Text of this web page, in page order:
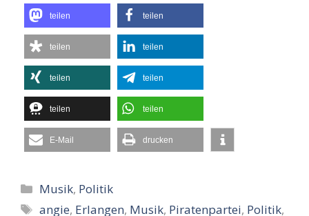
teilen teilen
teilen teilen
teilen teilen
teilen teilen
E-Mail drucken
Kategorien
Musik, Politik
Schlagwörter
angie, Erlangen, Musik, Piratenpartei, Politik,